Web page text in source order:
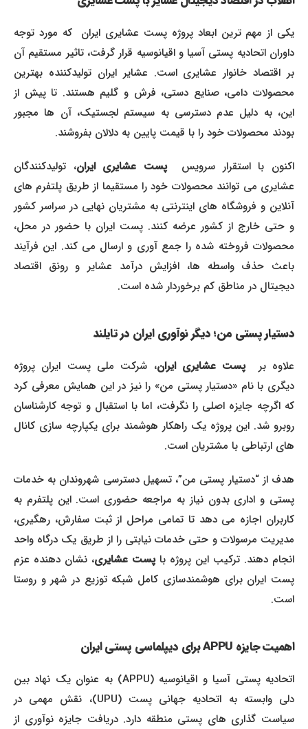
یکی از مهم ترین ابعاد پروژه پست عشایری ایران که مورد توجه
داوران اتحادیه پستی آسیا و اقیانوسیه قرار گرفت، تاثیر مستقیم آن
بر اقتصاد خانوار عشایری است. عشایر ایران تولیدکننده بهترین
محصولات دامی، صنایع دستی، فرش و گلیم هستند. تا پیش از
این، به دلیل عدم دسترسی به سیستم لجستیک، آن ها مجبور
بودند محصولات خود را با قیمت پایین به دلالان بفروشند.
اکنون با استقرار سرویسپست عشایری ایران، تولیدکنندگان
عشایری می توانند محصولات خود را مستقیما از طریق پلتفرم های
آنلاین و فروشگاه های اینترنتی به مشتریان نهایی در سراسر کشور
و حتی خارج از کشور عرضه کنند. پست ایران با حضور در محل،
محصولات فروخته شده را جمع آوری و ارسال می کند. این فرآیند
باعث حذف واسطه ها، افزایش درآمد عشایر و رونق اقتصاد
دیجیتال در مناطق کم برخوردار شده است.
دستیار پستی من؛ دیگر نوآوری ایران در تایلند
علاوه برپست عشایری ایران، شرکت ملی پست ایران پروژه
دیگری با نام «دستیار پستی من» را نیز در این همایش معرفی کرد
که اگرچه جایزه اصلی را نگرفت، اما با استقبال و توجه کارشناسان
روبرو شد. این پروژه یک راهکار هوشمند برای یکپارچه سازی کانال
های ارتباطی با مشتریان است.
هدف از “دستیار پستی من”، تسهیل دسترسی شهروندان به خدمات
پستی و اداری بدون نیاز به مراجعه حضوری است. این پلتفرم به
کاربران اجازه می دهد تا تمامی مراحل از ثبت سفارش، رهگیری،
مدیریت مرسولات و حتی خدمات نیابتی را از طریق یک درگاه واحد
انجام دهند. ترکیب این پروژه با پست عشایری، نشان دهنده عزم
پست ایران برای هوشمندسازی کامل شبکه توزیع در شهر و روستا
است.
اهمیت جایزه APPU برای دیپلماسی پستی ایران
اتحادیه پستی آسیا و اقیانوسیه (APPU) به عنوان یک نهاد بین
دلی وابسته به اتحادیه جهانی پست (UPU)، نقش مهمی در
سیاست گذاری های پستی منطقه دارد. دریافت جایزه نوآوری از